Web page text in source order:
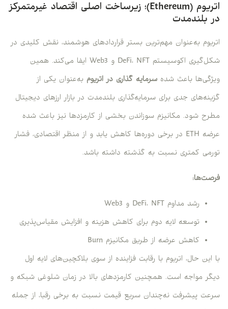
اتریوم (Ethereum)؛ زیرساخت اصلی اقتصاد غیرمتمرکز
در بلندمدت
اتریوم به‌عنوان مهم‌ترین بستر قراردادهای هوشمند، نقش کلیدی در
شکل‌گیری اکوسیستم DeFi، NFT و Web3 ایفا می‌کند. همین
ویژگی‌ها باعث شده سرمایه گذاری در اتریوم به‌عنوان یکی از
گزینه‌های جدی برای سرمایه‌گذاری بلندمدت در بازار ارزهای دیجیتال
مطرح شود. مکانیزم سوزاندن بخشی از کارمزدها نیز باعث شده
عرضه ETH در برخی دوره‌ها کاهش یابد و از منظر اقتصادی، فشار
تورمی کمتری نسبت به گذشته داشته باشد.
فرصت‌ها:
رشد مداوم DeFi، NFT و Web3
توسعه لایه دوم برای کاهش هزینه و افزایش مقیاس‌پذیری
کاهش عرضه از طریق مکانیزم Burn
با این حال، اتریوم با رقابت فزاینده از سوی بلاکچین‌های لایه اول
دیگر مواجه است. همچنین کارمزدهای بالا در زمان شلوغی شبکه و
سرعت پیشرفت نه‌چندان سریع قیمت نسبت به برخی رقبا، از جمله